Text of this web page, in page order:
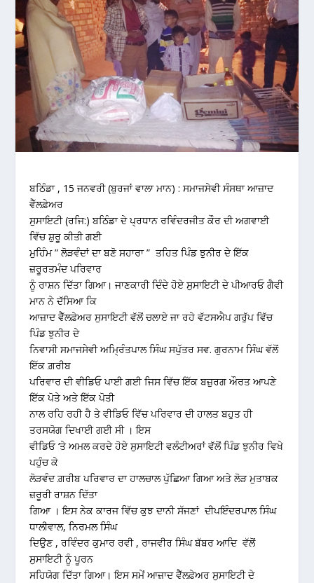
ਬਠਿੰਡਾ , 15 ਜਨਵਰੀ (ਬੁਰਜਾਂ ਵਾਲਾ ਮਾਨ) : ਸਮਾਜਸੇਵੀ ਸੰਸਥਾ ਆਜ਼ਾਦ
ਵੈੱਲਫ਼ੇਅਰ
ਸੁਸਾਇਟੀ (ਰਜਿ:) ਬਠਿੰਡਾ ਦੇ ਪ੍ਰਧਾਨ ਰਵਿੰਦਰਜੀਤ ਕੌਰ ਦੀ ਅਗਵਾਈ
ਵਿੱਚ ਸ਼ੁਰੂ ਕੀਤੀ ਗਈ
ਮੁਹਿੰਮ ” ਲੋੜਵੰਦਾਂ ਦਾ ਬਣੋ ਸਹਾਰਾ ” ਤਹਿਤ ਪਿੰਡ ਝੁਨੀਰ ਦੇ ਇੱਕ
ਜ਼ਰੂਰਤਮੰਦ ਪਰਿਵਾਰ
ਨੂੰ ਰਾਸ਼ਨ ਦਿੱਤਾ ਗਿਆ। ਜਾਣਕਾਰੀ ਦਿੰਦੇ ਹੋਏ ਸੁਸਾਇਟੀ ਦੇ ਪੀਆਰਓ ਗੈਵੀ
ਮਾਨ ਨੇ ਦੱਸਿਆ ਕਿ
ਆਜ਼ਾਦ ਵੈੱਲਫ਼ੇਅਰ ਸੁਸਾਇਟੀ ਵੱਲੋਂ ਚਲਾਏ ਜਾ ਰਹੇ ਵੱਟਸਐਪ ਗਰੁੱਪ ਵਿੱਚ
ਪਿੰਡ ਝੁਨੀਰ ਦੇ
ਨਿਵਾਸੀ ਸਮਾਜਸੇਵੀ ਅਮ੍ਰਿੰਤਪਾਲ ਸਿੰਘ ਸਪੁੱਤਰ ਸਵ. ਗੁਰਨਾਮ ਸਿੰਘ ਵੱਲੋਂ
ਇੱਕ ਗ਼ਰੀਬ
ਪਰਿਵਾਰ ਦੀ ਵੀਡਿਓ ਪਾਈ ਗਈ ਜਿਸ ਵਿੱਚ ਇੱਕ ਬਜ਼ੁਰਗ ਔਰਤ ਆਪਣੇ
ਇੱਕ ਪੋਤੇ ਅਤੇ ਇੱਕ ਪੋਤੀ
ਨਾਲ ਰਹਿ ਰਹੀ ਹੈ ਤੇ ਵੀਡਿਓ ਵਿੱਚ ਪਰਿਵਾਰ ਦੀ ਹਾਲਤ ਬਹੁਤ ਹੀ
ਤਰਸਯੋਗ ਦਿਖਾਈ ਗਈ ਸੀ । ਇਸ
ਵੀਡਿਓ ‘ਤੇ ਅਮਲ ਕਰਦੇ ਹੋਏ ਸੁਸਾਇਟੀ ਵਲੰਟੀਅਰਾਂ ਵੱਲੋਂ ਪਿੰਡ ਝੁਨੀਰ ਵਿਖੇ
ਪਹੁੰਚ ਕੇ
ਲੋੜਵੰਦ ਗ਼ਰੀਬ ਪਰਿਵਾਰ ਦਾ ਹਾਲਚਾਲ ਪੁੱਛਿਆ ਗਿਆ ਅਤੇ ਲੋੜ ਮੁਤਾਬਕ
ਜ਼ਰੂਰੀ ਰਾਸ਼ਨ ਦਿੱਤਾ
ਗਿਆ । ਇਸ ਨੇਕ ਕਾਰਜ ਵਿੱਚ ਕੁਝ ਦਾਨੀ ਸੱਜਣਾਂ ਦੀਪਇੰਦਰਪਾਲ ਸਿੰਘ
ਧਾਲੀਵਾਲ, ਨਿਰਮਲ ਸਿੰਘ
ਦਿਉਣ , ਰਵਿੰਦਰ ਕੁਮਾਰ ਰਵੀ , ਰਾਜਵੀਰ ਸਿੰਘ ਬੱਬਰ ਆਦਿ ਵੱਲੋਂ
ਸੁਸਾਇਟੀ ਨੂੰ ਪੂਰਨ
ਸਹਿਯੋਗ ਦਿੱਤਾ ਗਿਆ। ਇਸ ਸਮੇਂ ਆਜ਼ਾਦ ਵੈੱਲਫ਼ੇਅਰ ਸੁਸਾਇਟੀ ਦੇ